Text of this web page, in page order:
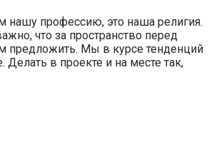
нашу профессию, это наша религия.
что за пространство перед
предложить. Мы в курсе тенденций
в проекте и на месте так,